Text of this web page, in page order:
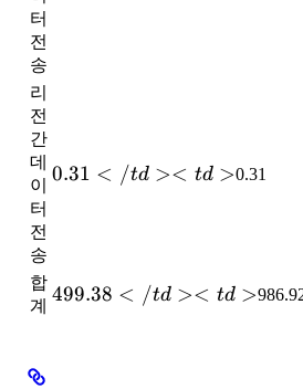
터
전
송
리
전
간
데
이
터
전
송
0.31</td>
0.31 < /td >< td >0.31
합
계 499.38</td>
499.38 < /td >< td >